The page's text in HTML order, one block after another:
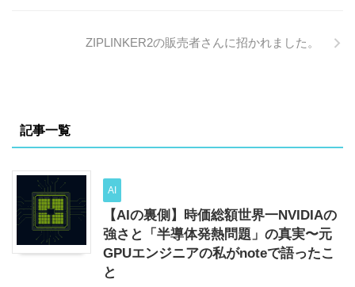
ぶべき現象が生まれていま
な ...
ZIPLINKER2の販売者さんに招かれました。
記事一覧
AI
【AIの裏側】時価総額世界一NVIDIAの
強さと「半導体発熱問題」の真実〜元
GPUエンジニアの私がnoteで語ったこ
と